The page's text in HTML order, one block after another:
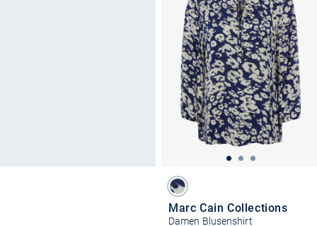
Marc Cain Collections
Damen Blusenshirt